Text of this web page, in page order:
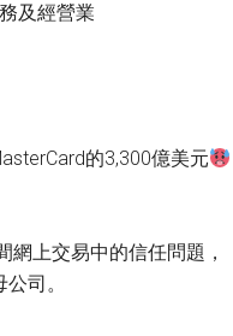
及經營業
的3,300億美元
上交易中的信任問題，
司。